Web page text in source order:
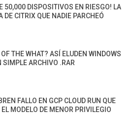
50,000 DISPOSITIVOS EN RIESGO! LA
DE CITRIX QUE NADIE PARCHEÓ
THE WHAT? ASÍ ELUDEN WINDOWS
SIMPLE ARCHIVO .RAR
FALLO EN GCP CLOUD RUN QUE
EL MODELO DE MENOR PRIVILEGIO